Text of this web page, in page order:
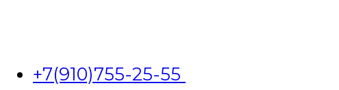
+7(910)755-25-55